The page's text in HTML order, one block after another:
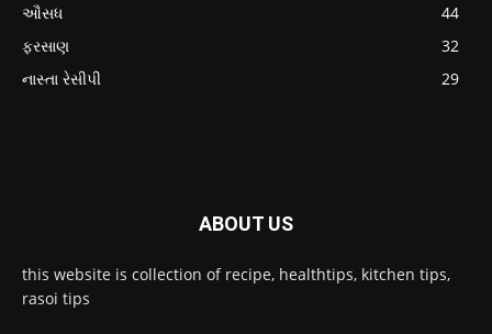
ઔસધ
44
ફરસાણ
32
નાસ્તા રેસીપી
29
ABOUT US
this website is collection of recipe, healthtips, kitchen tips,
rasoi tips